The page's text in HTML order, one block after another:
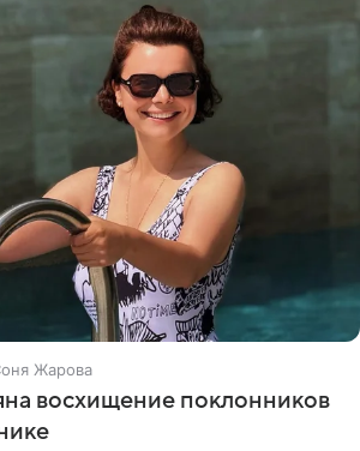
Жарова
восхищение поклонников